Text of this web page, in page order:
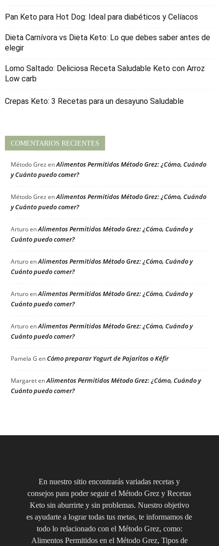
Pan Keto para Hot Dog: Ideal para diabéticos y Celíacos
Dieta Carnívora vs Dieta Keto: Lo que debes saber antes de
elegir
Lomo Saltado: Deliciosa Receta Saludable Keto con Arroz
Low carb
Crepas Keto: 3 Recetas para un desayuno Saludable
COMENTARIOS RECIENTES
Método Grez enAlimentos Permitidos Método Grez: ¿Cómo, Cuándo
y Cuánto puedo comer?
Método Grez enAlimentos Permitidos Método Grez: ¿Cómo, Cuándo
y Cuánto puedo comer?
ArturoenAlimentos Permitidos Método Grez: ¿Cómo, Cuándo y
Cuánto puedo comer?
ArturoenAlimentos Permitidos Método Grez: ¿Cómo, Cuándo y
Cuánto puedo comer?
ArturoenAlimentos Permitidos Método Grez: ¿Cómo, Cuándo y
Cuánto puedo comer?
ArturoenAlimentos Permitidos Método Grez: ¿Cómo, Cuándo y
Cuánto puedo comer?
Pamela G enCómo preparar Yogurt de Pajaritos o Kéfir
MargaretenAlimentos Permitidos Método Grez: ¿Cómo, Cuándo y
Cuánto puedo comer?
En nuestro sitio encontrarás variadas recetas y
consejos para poder seguir el Método Grez y Recetas
Keto sin aburrirte y sin problemas. Nuestro objetivo
es ayudarte a lograr todas tus metas, te informamos de
todo lo relacionado con el Método Grez, como:
Alimentos Permitidos en el Método Grez, Tipos de